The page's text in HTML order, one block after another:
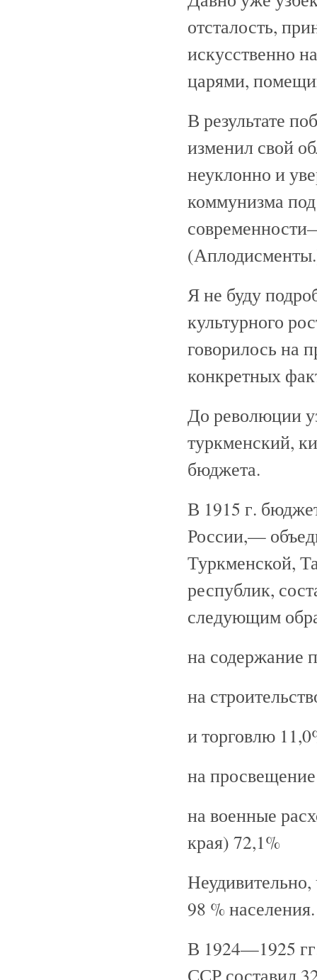
отсталость,
искусственно
царями,
В результате
изменил свой
неуклонно и
коммунизма
Я не буду
культурного
говорилось на
конкретных
До революции
туркменский,
бюджета.
В 1915 г.
России,—
Туркменской,
республик,
следующим
на содержание
на
и торговлю
на
на военные
края) 72,1%
Неудивительно,
98 % населения.
В 1924—1925
ССР составил